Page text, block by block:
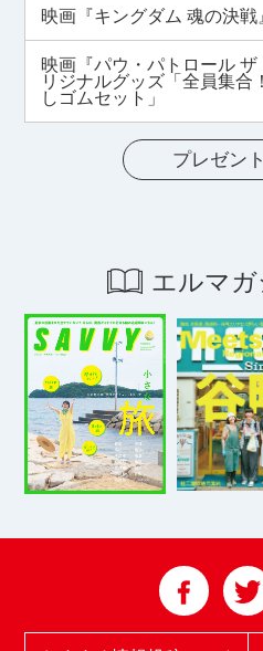
映画『キングダム 魂の決
映画『パウ・パトロール
リジナルグッズ「全員集合
しゴムセット」
プレゼン
エルマ